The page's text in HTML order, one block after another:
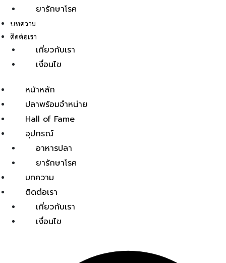
ยารักษาโรค
บทความ
ติดต่อเรา
เกี่ยวกับเรา
เงื่อนไข
หน้าหลัก
ปลาพร้อมจำหน่าย
Hall of Fame
อุปกรณ์
อาหารปลา
ยารักษาโรค
บทความ
ติดต่อเรา
เกี่ยวกับเรา
เงื่อนไข